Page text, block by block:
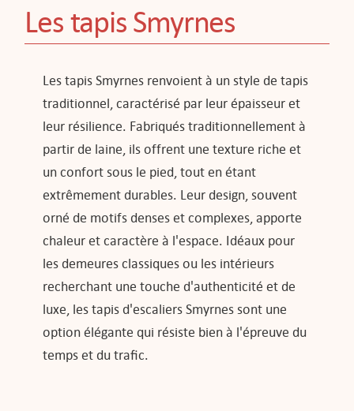
Les tapis Smyrnes
Les tapis Smyrnes renvoient à un style de tapis
traditionnel, caractérisé par leur épaisseur et
leur résilience. Fabriqués traditionnellement à
partir de laine, ils offrent une texture riche et
un confort sous le pied, tout en étant
extrêmement durables. Leur design, souvent
orné de motifs denses et complexes, apporte
chaleur et caractère à l'espace. Idéaux pour
les demeures classiques ou les intérieurs
recherchant une touche d'authenticité et de
luxe, les tapis d'escaliers Smyrnes sont une
option élégante qui résiste bien à l'épreuve du
temps et du trafic.